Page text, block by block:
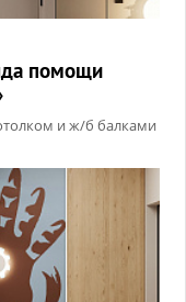
помощи
и ж/б балками